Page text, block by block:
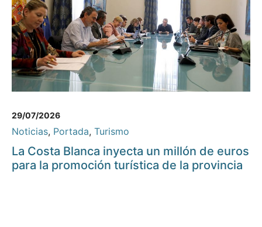
29/07/2026
Noticias, Portada, Turismo
La Costa Blanca inyecta un millón de euros
para la promoción turística de la provincia